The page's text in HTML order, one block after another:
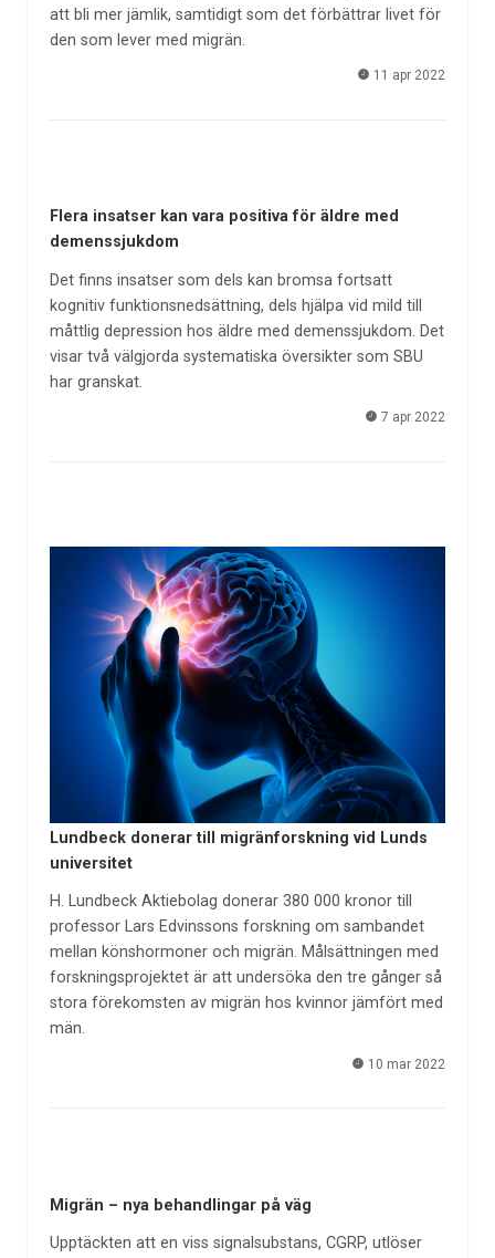
att bli mer jämlik, samtidigt som det förbättrar livet för
den som lever med migrän.
11 apr 2022
Flera insatser kan vara positiva för äldre med
demenssjukdom
Det finns insatser som dels kan bromsa fortsatt
kognitiv funktionsnedsättning, dels hjälpa vid mild till
måttlig depression hos äldre med demenssjukdom. Det
visar två välgjorda systematiska översikter som SBU
har granskat.
7 apr 2022
Lundbeck donerar till migränforskning vid Lunds
universitet
H. Lundbeck Aktiebolag donerar 380 000 kronor till
professor Lars Edvinssons forskning om sambandet
mellan könshormoner och migrän. Målsättningen med
forskningsprojektet är att undersöka den tre gånger så
stora förekomsten av migrän hos kvinnor jämfört med
män.
10 mar 2022
Migrän – nya behandlingar på väg
Upptäckten att en viss signalsubstans, CGRP, utlöser